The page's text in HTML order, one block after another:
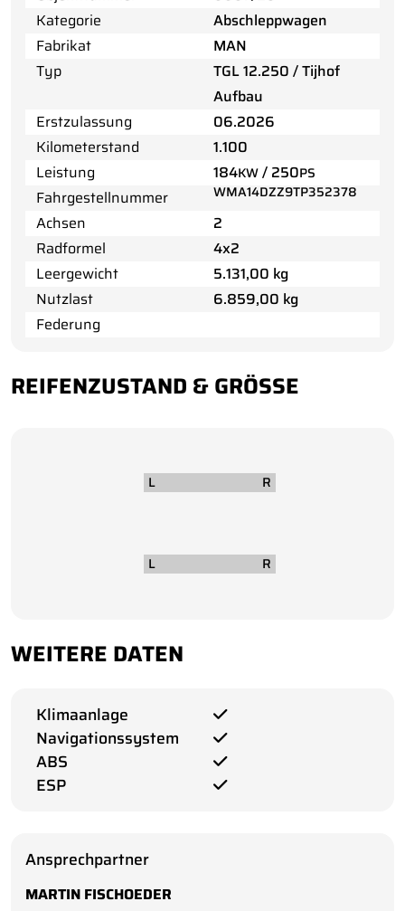
Kategorie
Abschleppwagen
Fabrikat
MAN
Typ
TGL 12.250 / Tijhof
Aufbau
Erstzulassung
06.2026
Kilometerstand
1.100
Leistung
184KW/ 250PS
Fahrgestellnummer WMA14DZZ9TP352378
Achsen
2
Radformel
4x2
Leergewicht
5.131,00 kg
Nutzlast
6.859,00 kg
Federung
REIFENZUSTAND & GRÖSSE
WEITERE DATEN
Klimaanlage
Navigationssystem
ABS
ESP
Ansprechpartner
MARTIN FISCHOEDER